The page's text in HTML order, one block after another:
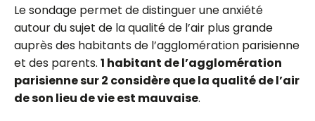
Le sondage permet de distinguer une anxiété
autour du sujet de la qualité de l’air plus grande
auprès des habitants de l’agglomération parisienne
et des parents. 1 habitant de l’agglomération
parisienne sur 2 considère que la qualité de l’air
de son lieu de vie est mauvaise.